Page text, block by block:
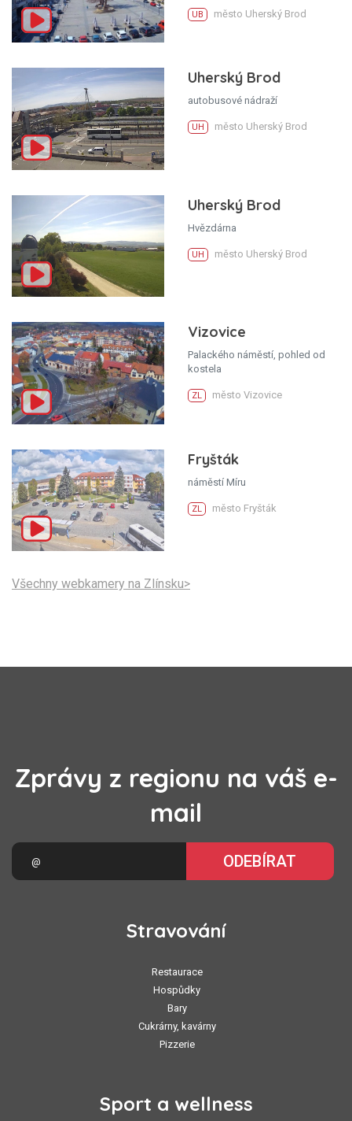
UB město Uherský Brod
Uherský Brod
autobusové nádraží
UH město Uherský Brod
Uherský Brod
Hvězdárna
UH město Uherský Brod
Vizovice
Palackého náměstí, pohled od
kostela
ZL město Vizovice
Fryšták
náměstí Míru
ZL město Fryšták
Všechny webkamery na Zlínsku>
Zprávy z regionu na váš e-
mail
ODEBÍRAT
Stravování
Restaurace
Hospůdky
Bary
Cukrárny, kavárny
Pizzerie
Sport a wellness